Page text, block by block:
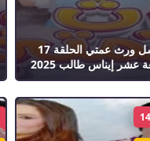
مسلسل ورث عمتي الحلقة 17
عشر إيناس طالب 2025